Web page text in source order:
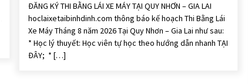
ĐĂNG KÝ THI BẰNG LÁI XE MÁY TẠI QUY NHƠN – GIA LAI
hoclaixetaibinhdinh.com thông báo kế hoạch Thi Bằng Lái
Xe Máy Tháng 8 năm 2026 Tại Quy Nhơn – Gia Lai như sau:
* Học lý thuyết: Học viên tự học theo hướng dẫn nhanh TẠI
ĐÂY; * […]